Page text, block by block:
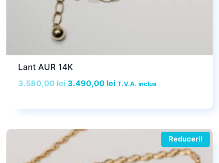
Lant AUR 14K
3.580,00lei Prețul
a
3.580,00 lei.
3.490,00 leiPrețul
este:
T.V.A. inclus
Reduceri!